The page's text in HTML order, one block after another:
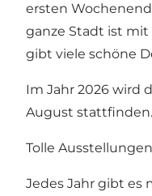
ersten
ganze Stadt ist
gibt viele schöne
Im Jahr 2026 wird
August stattfinden.
Tolle Ausstellungen
Jedes Jahr gibt es